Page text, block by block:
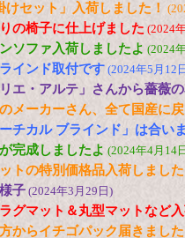
けセット」入荷しました！
の椅子に仕上げました (2024
ソファ入荷しましたよ (2024
インド取付です (2024年5月12
エ・アルテ」さんから薔薇
メーカーさん、全て国産に
チカル ブラインド」は合い
完成しましたよ (2024年4月14
トの特別価格品入荷しました
子 (2024年3月29日)
グマット＆丸型マットなど
からイチゴパック届きました